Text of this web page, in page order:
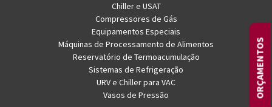
ORÇAMENTOS
Chiller e USAT
Compressores de Gás
Equipamentos Especiais
Máquinas de Processamento de Alimentos
Reservatório de Termoacumulação
Sistemas de Refrigeração
URV e Chiller para VAC
Vasos de Pressão